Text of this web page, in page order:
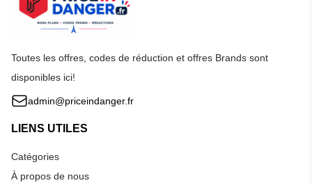
Toutes les offres, codes de réduction et offres Brands sont
disponibles ici!
admin@priceindanger.fr
LIENS UTILES
Catégories
À propos de nous